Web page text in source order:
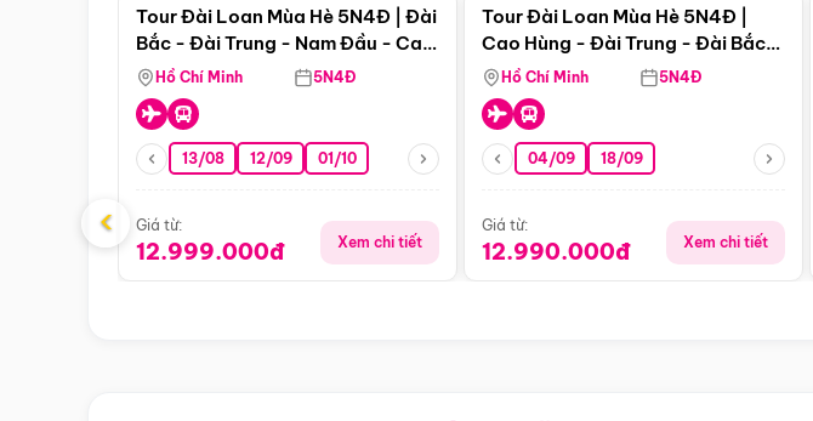
Tour Đài Loan Mùa Hè 5N4Đ | Đài
Bắc - Đài Trung - Nam Đầu - Cao
Hùng ( Bay Vn)
Hồ Chí Minh 5N4Đ
13/08 12/09 01/10
Giá từ:
12.999.000đ Xem chi tiết
Tour Đài Loan Mùa Hè 5N4Đ |
Cao Hùng - Đài Trung - Đài Bắc
(Bay Vj)
Hồ Chí Minh 5N4Đ
04/09 18/09
Giá từ:
12.990.000đ Xem chi tiết
‹